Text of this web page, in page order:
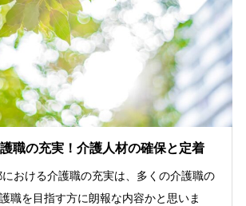
職の充実！介護人材の確保と定着
おける介護職の充実は、多くの介護職の
職を目指す方に朗報な内容かと思いま